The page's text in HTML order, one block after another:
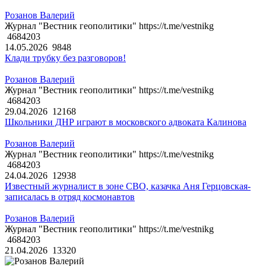
Розанов Валерий
Журнал "Вестник геополитики" https://t.me/vestnikg
4684203
14.05.2026 9848
Клади трубку без разговоров!
Розанов Валерий
Журнал "Вестник геополитики" https://t.me/vestnikg
4684203
29.04.2026 12168
Школьники ДНР играют в московского адвоката Калинова
Розанов Валерий
Журнал "Вестник геополитики" https://t.me/vestnikg
4684203
24.04.2026 12938
Известный журналист в зоне СВО, казачка Аня Герцовская-
записалась в отряд космонавтов
Розанов Валерий
Журнал "Вестник геополитики" https://t.me/vestnikg
4684203
21.04.2026 13320